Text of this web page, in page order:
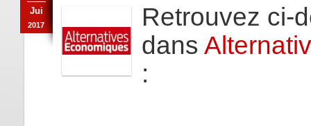
Jui
2017
Retrouvez ci-
dans
: